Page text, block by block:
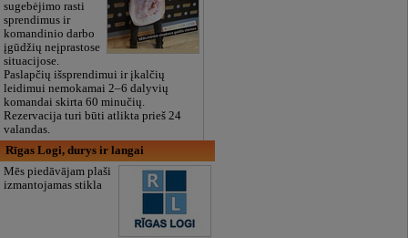
sugebėjimo rasti
sprendimus ir
komandinio darbo
įgūdžių neįprastose
situacijose.
Paslapčių išsprendimui ir įkalčių
leidimui nemokamai 2–6 dalyvių
komandai skirta 60 minučių.
Rezervacija turi būti atlikta prieš 24
valandas.
Rīgas Logi, durys ir langai
Mēs piedāvājam plaši
izmantojamas stikla